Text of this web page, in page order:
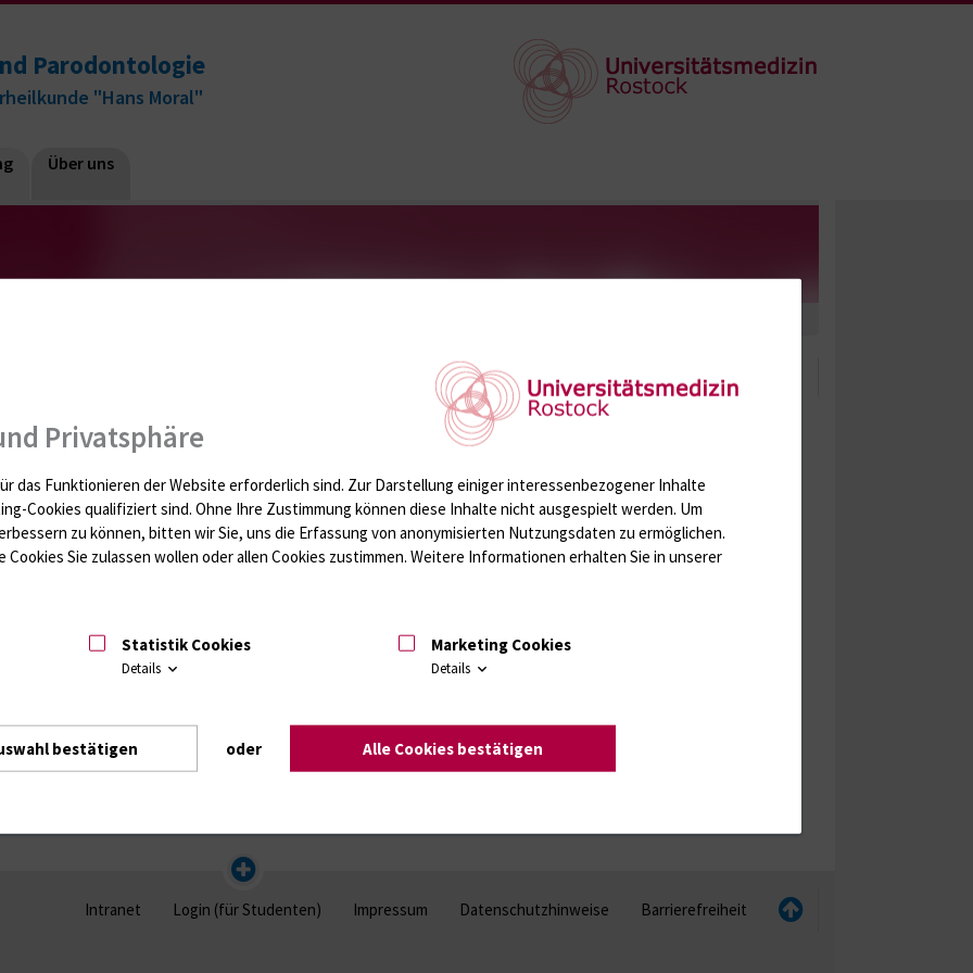
Parodontologie
"Hans Moral"
Über uns
Parodontitistherapie
Mikroorganismen
Intranet Login (für Studenten) Impressum Datenschutzhinweise Barrierefreiheit
Privatsphäre
das Funktionieren der Website erforderlich sind. Zur Darstellung einiger interessenbezogener Inhalte
Cookies qualifiziert sind. Ohne Ihre Zustimmung können diese Inhalte nicht ausgespielt werden. Um
zu können, bitten wir Sie, uns die Erfassung von anonymisierten Nutzungsdaten zu ermöglichen.
Cookies Sie zulassen wollen oder allen Cookies zustimmen. Weitere Informationen erhalten Sie in unserer
Statistik Cookies
Details
Marketing Cookies
Details
bestätigen oder Alle Cookies bestätigen